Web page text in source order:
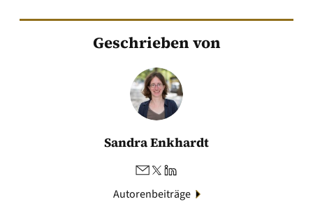
Geschrieben von
Sandra Enkhardt
Autorenbeiträge